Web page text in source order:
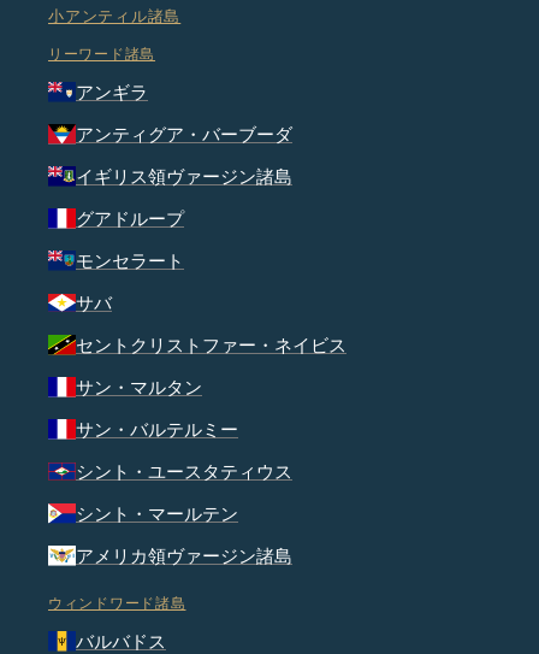
小アンティル諸島
リーワード諸島
アンギラ
アンティグア・バーブーダ
イギリス領ヴァージン諸島
グアドループ
モンセラート
サバ
セントクリストファー・ネイビス
サン・マルタン
サン・バルテルミー
シント・ユースタティウス
シント・マールテン
アメリカ領ヴァージン諸島
ウィンドワード諸島
バルバドス